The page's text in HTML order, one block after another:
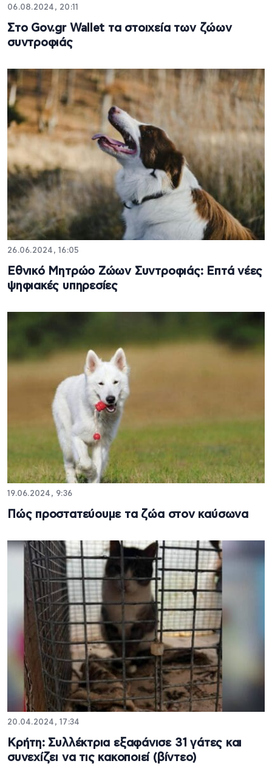
06.08.2024, 20:11
Στο Gov.gr Wallet τα στοιχεία των ζώων
συντροφιάς
26.06.2024, 16:05
Εθνικό Μητρώο Ζώων Συντροφιάς: Επτά νέες
ψηφιακές υπηρεσίες
19.06.2024, 9:36
Πώς προστατεύουμε τα ζώα στον καύσωνα
20.04.2024, 17:34
Κρήτη: Συλλέκτρια εξαφάνισε 31 γάτες και
συνεχίζει να τις κακοποιεί (βίντεο)